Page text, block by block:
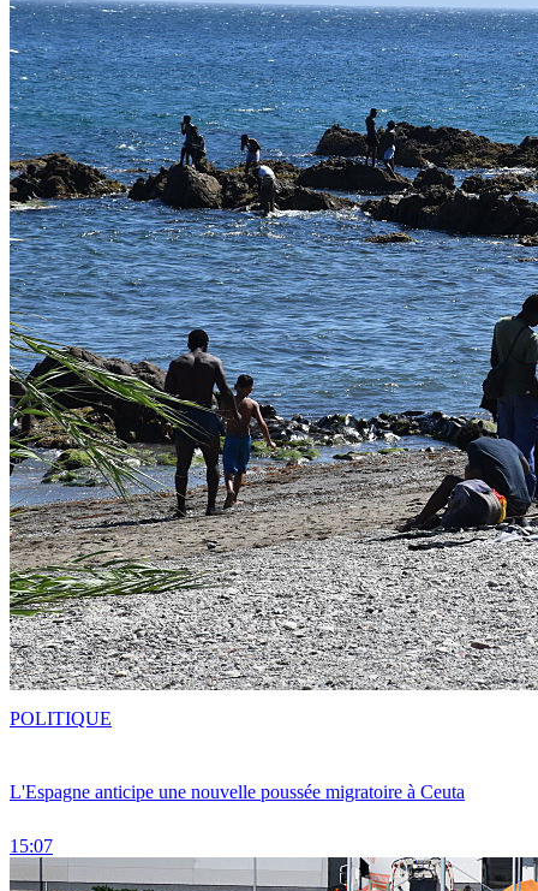
L'Espagne anticipe une nouvelle poussée migratoire à Ceuta
15:07
POLITIQUE